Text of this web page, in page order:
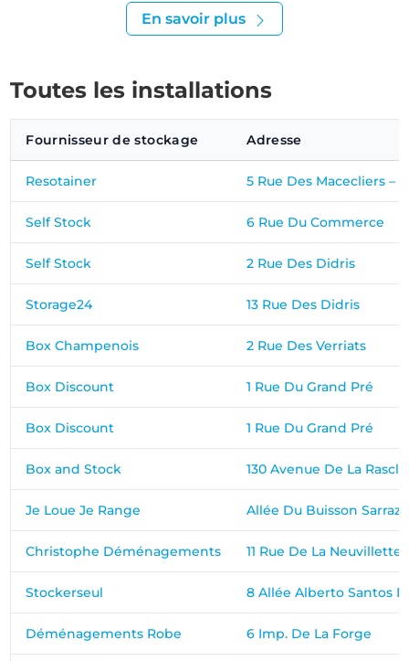
En savoir plus
Toutes les installations
Fournisseur de stockage Adresse
Resotainer 5 Rue Des Macecliers –
Self Stock 6 Rue Du Commerce
Self Stock 2 Rue Des Didris
Storage24 13 Rue Des Didris
Box Champenois 2 Rue Des Verriats
Box Discount 1 Rue Du Grand Pré
Box Discount 1 Rue Du Grand Pré
Box and Stock 130 Avenue De La
Je Loue Je Range Allée Du Buisson
Christophe Déménagements 11 Rue De La Neuvillette
Stockerseul 8 Allée Alberto Santos
Déménagements Robe 6 Imp. De La Forge